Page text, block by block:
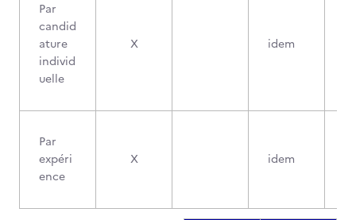
Par
candid
ature
individ
uelle
X idem
Par
expéri
ence
X idem